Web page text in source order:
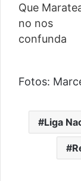
Fotos:
Liga